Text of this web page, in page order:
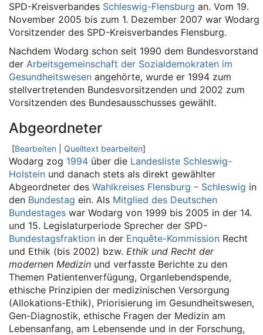
SPD-Kreisverbandes Schleswig-Flensburg an. Vom 19.
November 2005 bis zum 1. Dezember 2007 war Wodarg
Vorsitzender des SPD-Kreisverbandes Flensburg.
Nachdem Wodarg schon seit 1990 dem Bundesvorstand
der Arbeitsgemeinschaft der Sozialdemokraten im
Gesundheitswesen angehörte, wurde er 1994 zum
stellvertretenden Bundesvorsitzenden und 2002 zum
Vorsitzenden des Bundesausschusses gewählt.
Abgeordneter
[Bearbeiten Quelltext bearbeiten]
Wodarg zog 1994 über die Landesliste Schleswig-
Holstein und danach stets als direkt gewählter
Abgeordneter des Wahlkreises Flensburg – Schleswig in
den Bundestag ein. Als Mitglied des Deutschen
Bundestages war Wodarg von 1999 bis 2005 in der 14.
und 15. Legislaturperiode Sprecher der SPD-
Bundestagsfraktion in der Enquête-Kommission Recht
und Ethik (bis 2002) bzw. Ethik und Recht der
modernen Medizin und verfasste Berichte zu den
Themen Patientenverfügung, Organlebendspende,
ethische Prinzipien der medizinischen Versorgung
(Allokations-Ethik), Priorisierung im Gesundheitswesen,
Gen-Diagnostik, ethische Fragen der Medizin am
Lebensanfang, am Lebensende und in der Forschung,